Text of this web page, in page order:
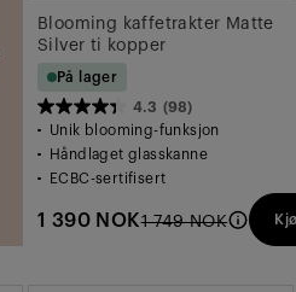
Blooming kaffetrakter Matte
Silver ti kopper
På lager
4.3 (98)
4.3
av
5
Unik blooming-funksjon
Håndlaget glasskanne
ECBC-sertifisert
1 390 NOK1 749 NOK